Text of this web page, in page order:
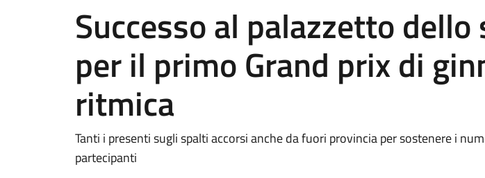
Successo al palazzetto
per il primo Grand prix di
ritmica
Tanti i presenti sugli spalti accorsi anche da fuori provincia per sostenere i
partecipanti